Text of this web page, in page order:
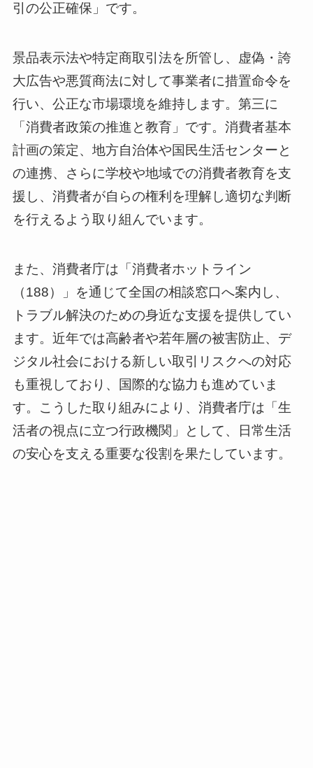
引の公正確保」です。
景品表示法や特定商取引法を所管し、虚偽・誇
大広告や悪質商法に対して事業者に措置命令を
行い、公正な市場環境を維持します。第三に
「消費者政策の推進と教育」です。消費者基本
計画の策定、地方自治体や国民生活センターと
の連携、さらに学校や地域での消費者教育を支
援し、消費者が自らの権利を理解し適切な判断
を行えるよう取り組んでいます。
また、消費者庁は「消費者ホットライン
（188）」を通じて全国の相談窓口へ案内し、
トラブル解決のための身近な支援を提供してい
ます。近年では高齢者や若年層の被害防止、デ
ジタル社会における新しい取引リスクへの対応
も重視しており、国際的な協力も進めていま
す。こうした取り組みにより、消費者庁は「生
活者の視点に立つ行政機関」として、日常生活
の安心を支える重要な役割を果たしています。